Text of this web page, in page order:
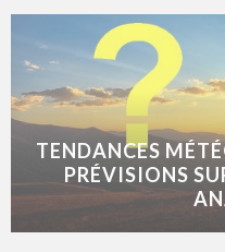
TENDANCES
PRÉVISIONS